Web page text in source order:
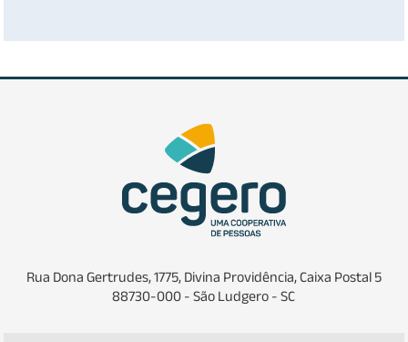
Rua Dona Gertrudes, 1775, Divina Providência, Caixa Postal 5
88730-000 - São Ludgero - SC